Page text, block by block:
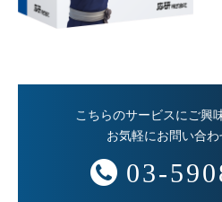
こちらのサービスにご興
お気軽にお問い合わ
03-